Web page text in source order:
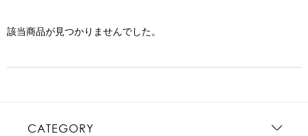
該当商品が見つかりませんでした。
CATEGORY